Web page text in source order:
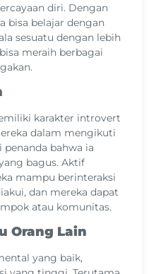
diri. Dengan
bisa belajar dengan
sesuatu dengan lebih
meraih berbagai
karakter introvert
dalam mengikuti
bahwa ia
bagus. Aktif
mampu berinteraksi
dan mereka dapat
atau komunitas.
Orang Lain
yang baik,